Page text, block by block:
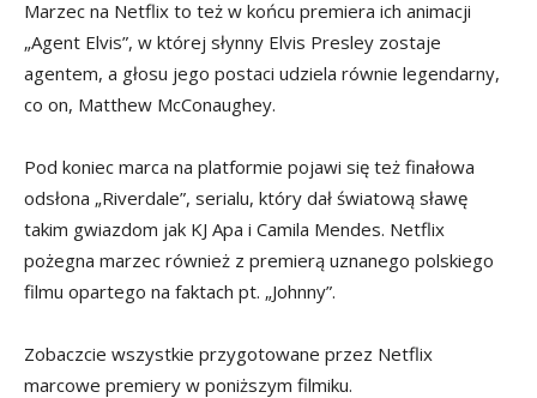
Marzec na Netflix to też w końcu premiera ich animacji
„Agent Elvis”, w której słynny Elvis Presley zostaje
agentem, a głosu jego postaci udziela równie legendarny,
co on, Matthew McConaughey.
Pod koniec marca na platformie pojawi się też finałowa
odsłona „Riverdale”, serialu, który dał światową sławę
takim gwiazdom jak KJ Apa i Camila Mendes. Netflix
pożegna marzec również z premierą uznanego polskiego
filmu opartego na faktach pt. „Johnny”.
Zobaczcie wszystkie przygotowane przez Netflix
marcowe premiery w poniższym filmiku.